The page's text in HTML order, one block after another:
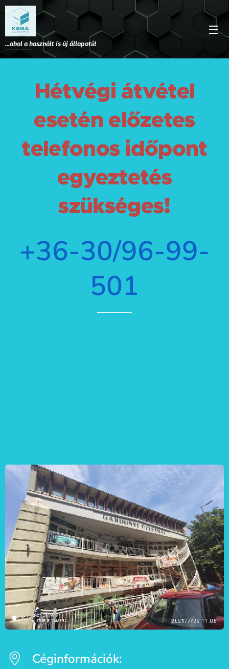
...ahol a használt is új állapotú!
Hétvégi átvétel
esetén előzetes
telefonos időpont
egyeztetés
szükséges!
+36-30/96-99-
501
Céginformációk: